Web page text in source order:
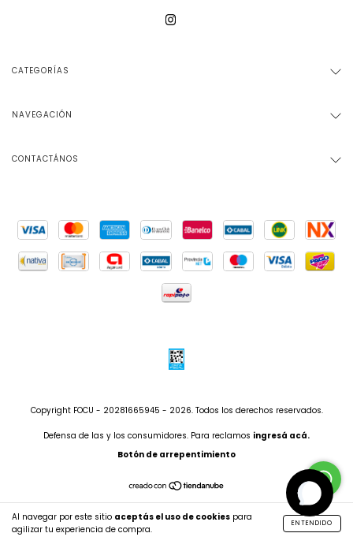
Al navegar por este sitio aceptás el uso de cookies para
agilizar tu experiencia de compra.
ENTENDIDO
CATEGORÍAS
NAVEGACIÓN
CONTACTÁNOS
Copyright FOCU - 20281665945 - 2026. Todos los derechos reservados.
Defensa de las y los consumidores. Para reclamos ingresá acá.
Botón de arrepentimiento